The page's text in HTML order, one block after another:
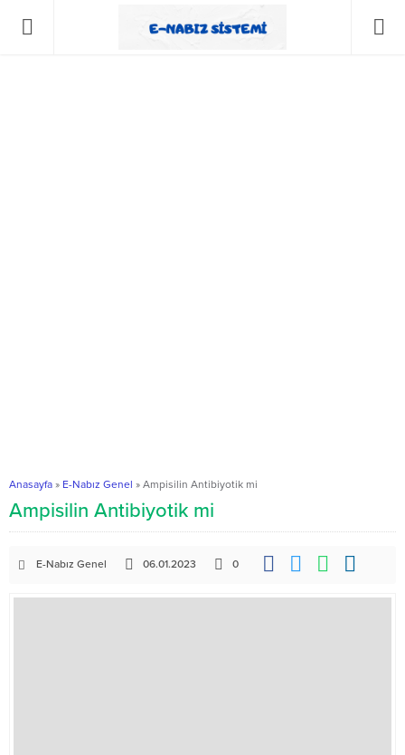
Anasayfa » E-Nabız Genel » Ampisilin Antibiyotik mi
Ampisilin Antibiyotik mi
E-Nabız Genel 06.01.2023 0